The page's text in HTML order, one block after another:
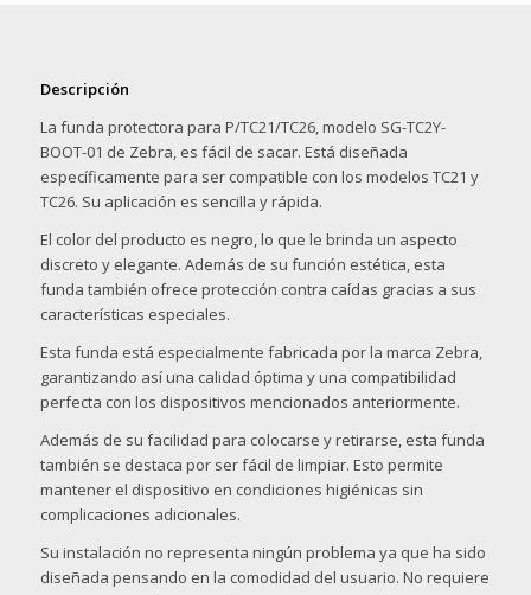
Descripción
La funda protectora para P/TC21/TC26, modelo SG-TC2Y-
BOOT-01 de Zebra, es fácil de sacar. Está diseñada
específicamente para ser compatible con los modelos TC21 y
TC26. Su aplicación es sencilla y rápida.
El color del producto es negro, lo que le brinda un aspecto
discreto y elegante. Además de su función estética, esta
funda también ofrece protección contra caídas gracias a sus
características especiales.
Esta funda está especialmente fabricada por la marca Zebra,
garantizando así una calidad óptima y una compatibilidad
perfecta con los dispositivos mencionados anteriormente.
Además de su facilidad para colocarse y retirarse, esta funda
también se destaca por ser fácil de limpiar. Esto permite
mantener el dispositivo en condiciones higiénicas sin
complicaciones adicionales.
Su instalación no representa ningún problema ya que ha sido
diseñada pensando en la comodidad del usuario. No requiere